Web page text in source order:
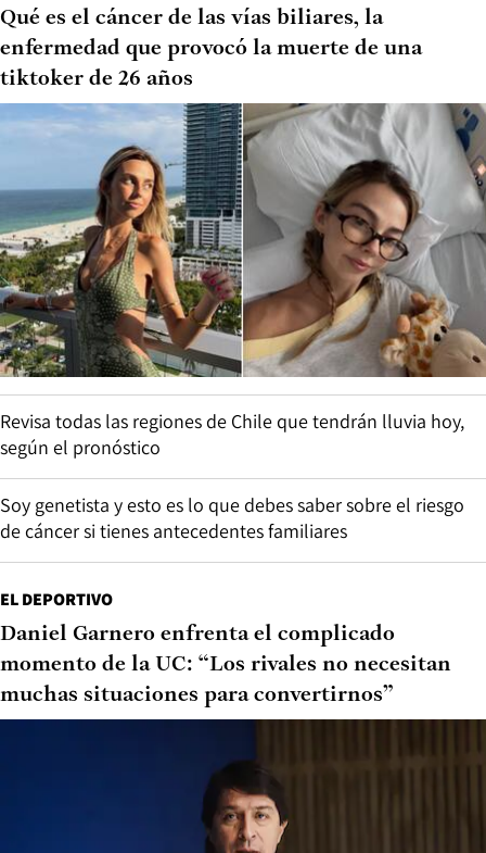
Qué es el cáncer de las vías biliares, la
enfermedad que provocó la muerte de una
tiktoker de 26 años
Revisa todas las regiones de Chile que tendrán lluvia hoy,
según el pronóstico
Soy genetista y esto es lo que debes saber sobre el riesgo
de cáncer si tienes antecedentes familiares
EL DEPORTIVO
Daniel Garnero enfrenta el complicado
momento de la UC: “Los rivales no necesitan
muchas situaciones para convertirnos”